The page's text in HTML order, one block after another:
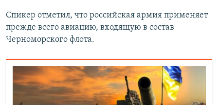
Спикер отметил, что российская армия применяет
прежде всего авиацию, входящую в состав
Черноморского флота.